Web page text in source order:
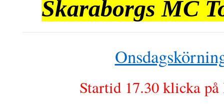
Skaraborgs MC
Startid 17.30 klicka